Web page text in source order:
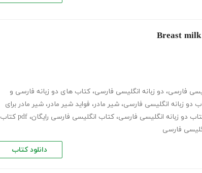
فارسی، دو زبانه انگلیسی فارسی، کتاب های دو زبانه فارسی و
دو زبانه انگلیسی فارسی، شیر مادر، فواید شیر مادر، شیر مادر برای
، کتاب انگلیسی فارسی رایگان،
pdf کتاب
دانلود کتاب